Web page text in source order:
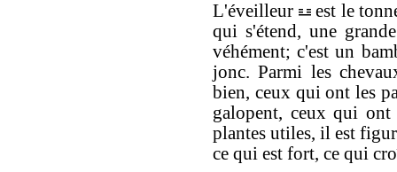
L'éveilleur
est le
qui s'étend, une
véhément; c'est un
jonc. Parmi les
bien, ceux qui ont les
galopent, ceux qui
plantes utiles, il est
ce qui est fort, ce qui